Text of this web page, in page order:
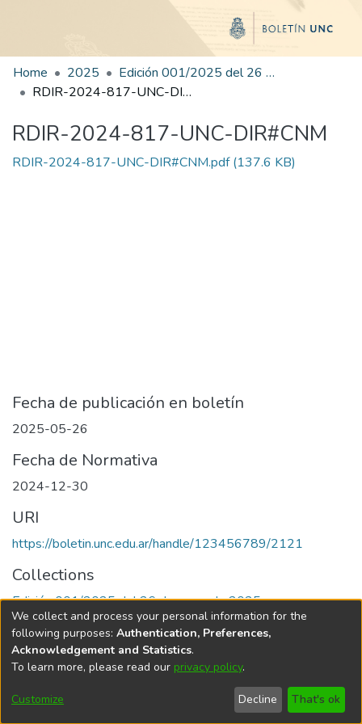
Home 2025
Edición 001/2025 del 26 de mayo de 2025
RDIR-2024-817-UNC-DIR#CNM
RDIR-2024-817-UNC-DIR#CNM
RDIR-2024-817-UNC-DIR#CNM.pdf(137.6 KB)
Fecha de publicación en boletín
2025-05-26
Fecha de Normativa
2024-12-30
URI
https://boletin.unc.edu.ar/handle/123456789/2121
Collections
Edición 001/2025 del 26 de mayo de 2025
Universidad Nacional de Córdoba
We collect and process your personal information for the
following purposes: Authentication, Preferences,
Acknowledgement and Statistics.
To learn more, please read our privacy policy.
Customize Decline That's ok